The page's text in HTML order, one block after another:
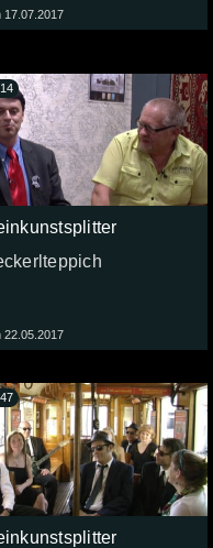
17.07.2017
22.05.2017